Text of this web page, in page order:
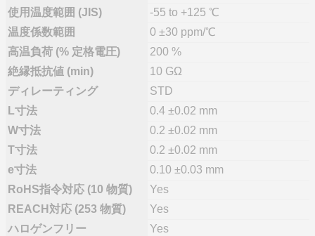
使用温度範囲 (JIS)
-55 to +125 ℃
温度係数範囲
0 ±30 ppm/℃
高温負荷 (% 定格電圧)
200 %
絶縁抵抗値 (min)
10 GΩ
ディレーティング
STD
L寸法
0.4 ±0.02 mm
W寸法
0.2 ±0.02 mm
T寸法
0.2 ±0.02 mm
e寸法
0.10 ±0.03 mm
RoHS指令対応 (10 物質)
Yes
REACH対応 (253 物質)
Yes
ハロゲンフリー
Yes